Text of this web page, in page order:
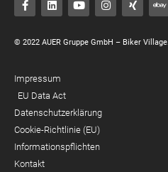
© 2022 AUER Gruppe GmbH – Biker Village.
Impressum
EU Data Act
Datenschutzerklärung
Cookie-Richtlinie (EU)
Informationspflichten
Kontakt